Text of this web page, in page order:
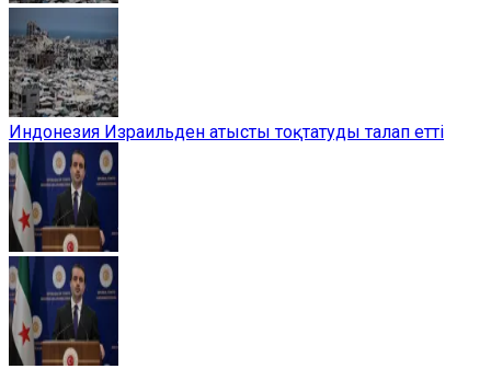
Индонезия Израильден атысты тоқтатуды талап етті